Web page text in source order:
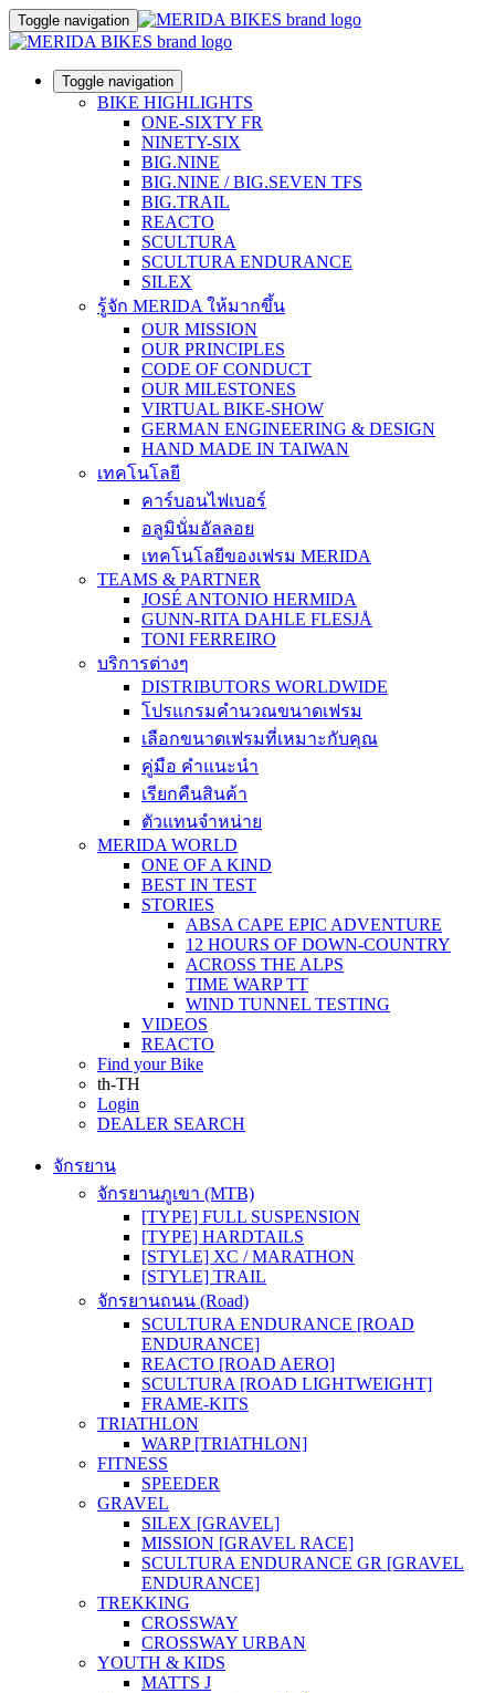
Toggle navigation
Toggle navigation
BIKE HIGHLIGHTS
ONE-SIXTY FR
NINETY-SIX
BIG.NINE
BIG.NINE / BIG.SEVEN TFS
BIG.TRAIL
REACTO
SCULTURA
SCULTURA ENDURANCE
SILEX
รู้จัก MERIDA ให้มากขึ้น
OUR MISSION
OUR PRINCIPLES
CODE OF CONDUCT
OUR MILESTONES
VIRTUAL BIKE-SHOW
GERMAN ENGINEERING & DESIGN
HAND MADE IN TAIWAN
เทคโนโลยี
คาร์บอนไฟเบอร์
อลูมินั่มอัลลอย
เทคโนโลยีของเฟรม MERIDA
TEAMS & PARTNER
JOSÉ ANTONIO HERMIDA
GUNN-RITA DAHLE FLESJÅ
TONI FERREIRO
บริการต่างๆ
DISTRIBUTORS WORLDWIDE
โปรแกรมคำนวณขนาดเฟรม
เลือกขนาดเฟรมที่เหมาะกับคุณ
คู่มือ คำแนะนำ
เรียกคืนสินค้า
ตัวแทนจำหน่าย
MERIDA WORLD
ONE OF A KIND
BEST IN TEST
STORIES
ABSA CAPE EPIC ADVENTURE
12 HOURS OF DOWN-COUNTRY
ACROSS THE ALPS
TIME WARP TT
WIND TUNNEL TESTING
VIDEOS
REACTO
Find your Bike
th-TH
Login
DEALER SEARCH
จักรยาน
จักรยานภูเขา (MTB)
[TYPE] FULL SUSPENSION
[TYPE] HARDTAILS
[STYLE] XC / MARATHON
[STYLE] TRAIL
จักรยานถนน (Road)
SCULTURA ENDURANCE [ROAD
ENDURANCE]
REACTO [ROAD AERO]
SCULTURA [ROAD LIGHTWEIGHT]
FRAME-KITS
TRIATHLON
WARP [TRIATHLON]
FITNESS
SPEEDER
GRAVEL
SILEX [GRAVEL]
MISSION [GRAVEL RACE]
SCULTURA ENDURANCE GR [GRAVEL
ENDURANCE]
TREKKING
CROSSWAY
CROSSWAY URBAN
YOUTH & KIDS
MATTS J